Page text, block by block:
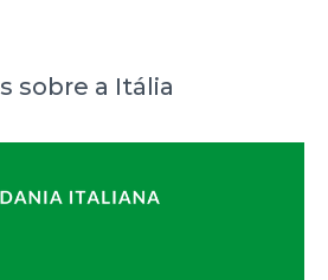
sobre a Itália